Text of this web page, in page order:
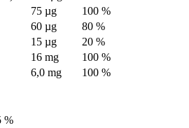
75 µg
100 %
60 µg
80 %
15 µg
20 %
16 mg
100 %
6,0 mg
100 %
%